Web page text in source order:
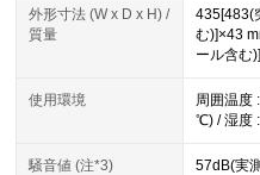
外形寸法 (W x D x H) /
質量
435[483(
む)]×43
ール含む)]
使用環境
周囲温度
℃) / 湿度
騒音値 (注*3) 57dB(実